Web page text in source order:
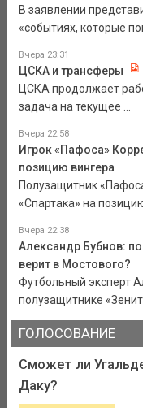
В заявлении
«событиях, которые
Вчера 23:31
ЦСКА и трансферы
ЦСКА продолжает
задача на текущее ...
Вчера 22:58
Игрок «Пафоса»
позицию вингера
Полузащитник
«Спартака» на
Вчера 22:38
Александр Бубнов:
верит в Мостового?
Футбольный эксперт
полузащитнике
ГОЛОСОВАНИЕ
Сможет ли
Даку?